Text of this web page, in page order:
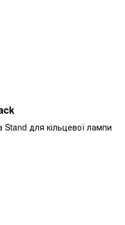
Stand для кільцевої лампи